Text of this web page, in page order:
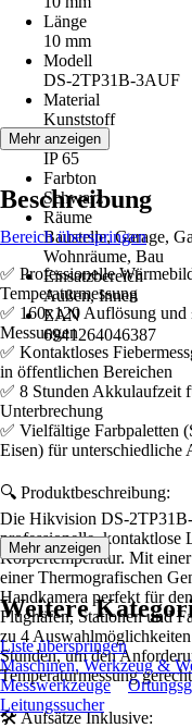
Länge
10 mm
Modell
DS-2TP31B-3AUF
Material
Kunststoff
Schutzart
IP 65
Farbton
Schwarz
Räume
Baustelle, Garage,
Wohnräume, Bau
Einsatzbereich
Außen, Innen
EAN
6941264046387
Mehr anzeigen
Beschreibung
Bereich überspringen
✅ Professionelle
Temperaturmessung
✅ 160x120 Auflösung
Messungen
✅ Kontaktloses
in öffentlichen Bereichen
✅ 8 Stunden Akkulaufzeit
Unterbrechung
✅ Vielfältige Farbpaletten
Eisen) für unterschiedliche
🔍 Produktbeschreibung:
Die Hikvision DS-
professionelle, kontaktlose
Körpertemperatur. Mit
einer Thermografischen
Handkamera perfekt für
Flughäfen, Stationen und
zu 4
Stunden, um den
Temperaturmessung
🛠️ Aufsätze Inklusive:
Mehr anzeigen
Weitere
Liste überspringen
Maschinen, Werkzeug &
Messwerkzeuge
Leitungssucher